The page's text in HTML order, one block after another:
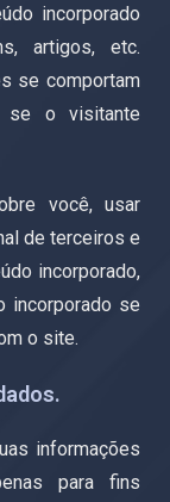
incorporado
artigos, etc.
se comportam
se o visitante
você, usar
de terceiros e
incorporado,
incorporado se
o site.
informações
para fins